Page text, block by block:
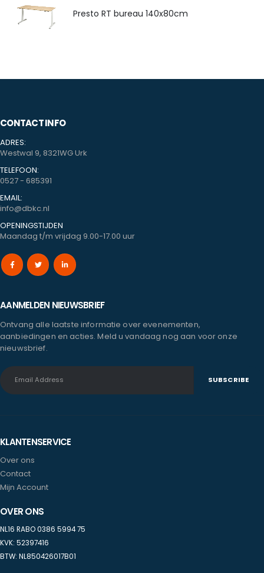
Presto RT bureau 140x80cm
CONTACT INFO
ADRES:
Westwal 9, 8321WG Urk
TELEFOON:
0527 - 685391
EMAIL:
info@dbkc.nl
OPENINGSTIJDEN
Maandag t/m vrijdag 9.00-17.00 uur
AANMELDEN NIEUWSBRIEF
Ontvang alle laatste informatie over evenementen,
aanbiedingen en acties. Meld u vandaag nog aan voor onze
nieuwsbrief.
KLANTENSERVICE
Over ons
Contact
Mijn Account
OVER ONS
NL16 RABO 0386 5994 75
KVK: 52397416
BTW: NL850426017B01